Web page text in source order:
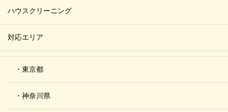
ハウスクリーニング
対応エリア
・東京都
・神奈川県